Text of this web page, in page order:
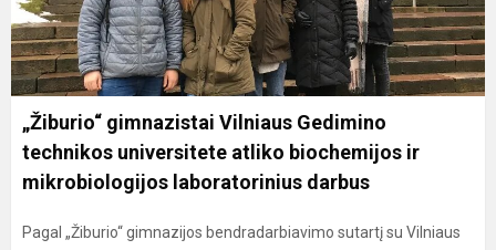
„Žiburio“ gimnazistai Vilniaus Gedimino
technikos universitete atliko biochemijos ir
mikrobiologijos laboratorinius darbus
Pagal „Žiburio“ gimnazijos bendradarbiavimo sutartį su Vilniaus